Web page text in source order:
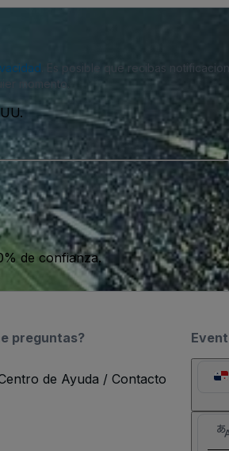
. Es posible que recibas
momento.
de confianza.
preguntas?
de Ayuda / Contacto